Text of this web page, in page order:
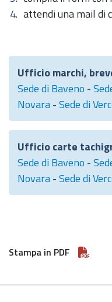
attendi una mail di
Ufficio marchi,
Sede di Baveno -
Novara-Sede di
Ufficio carte
Sede di Baveno -
Novara-Sede di
Stampa in PDF